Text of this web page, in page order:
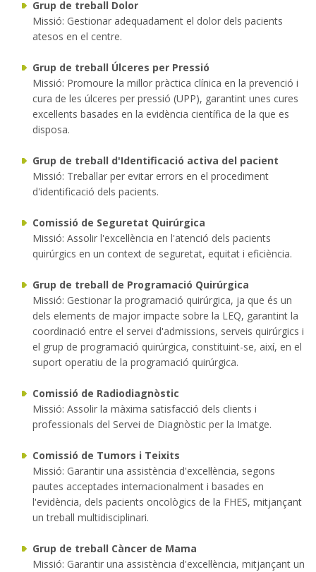
Grup de treball Dolor
Missió: Gestionar adequadament el dolor dels pacients
atesos en el centre.
Grup de treball Úlceres per Pressió
Missió: Promoure la millor pràctica clínica en la prevenció i
cura de les úlceres per pressió (UPP), garantint unes cures
excel·lents basades en la evidència científica de la que es
disposa.
Grup de treball d'Identificació activa del pacient
Missió: Treballar per evitar errors en el procediment
d'identificació dels pacients.
Comissió de Seguretat Quirúrgica
Missió: Assolir l'excel·lència en l'atenció dels pacients
quirúrgics en un context de seguretat, equitat i eficiència.
Grup de treball de Programació Quirúrgica
Missió: Gestionar la programació quirúrgica, ja que és un
dels elements de major impacte sobre la LEQ, garantint la
coordinació entre el servei d'admissions, serveis quirúrgics i
el grup de programació quirúrgica, constituint-se, així, en el
suport operatiu de la programació quirúrgica.
Comissió de Radiodiagnòstic
Missió: Assolir la màxima satisfacció dels clients i
professionals del Servei de Diagnòstic per la Imatge.
Comissió de Tumors i Teixits
Missió: Garantir una assistència d'excel·lència, segons
pautes acceptades internacionalment i basades en
l'evidència, dels pacients oncològics de la FHES, mitjançant
un treball multidisciplinari.
Grup de treball Càncer de Mama
Missió: Garantir una assistència d'excel·lència, mitjançant un